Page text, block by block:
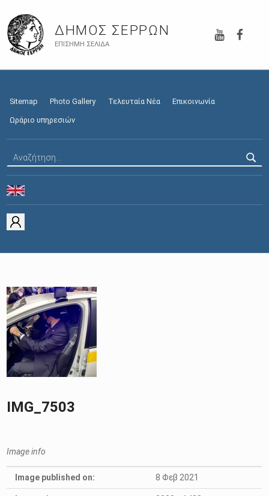
ΔΉΜΟΣ ΣΕΡΡΏΝ
ΕΠΊΣΗΜΗ ΣΕΛΊΔΑ
Sitemap Photo Gallery Τελευταία Νέα Επικοινωνία
Ωράριο υπηρεσιών
IMG_7503
Image info
Image published on: 8 Φεβ 2021